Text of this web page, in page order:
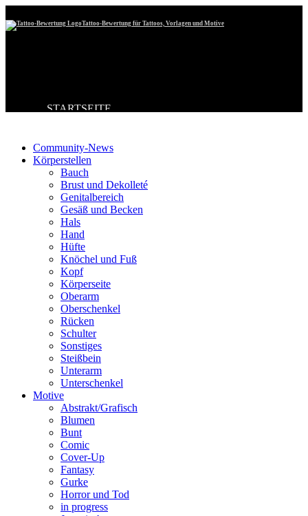
Tattoo-Bewertung für Tattoos, Vorlagen und Motive
STARTSEITE
NEUESTE TATTOOS
KOMMENTARE
FORUM
HILFE
Community-News
Körperstellen
Bauch
Brust und Dekolleté
Genitalbereich
Gesäß und Becken
Hals
Hand
Hüfte
Knöchel und Fuß
Kopf
Körperseite
Oberarm
Oberschenkel
Rücken
Schulter
Sonstiges
Steißbein
Unterarm
Unterschenkel
Motive
Abstrakt/Grafisch
Blumen
Bunt
Comic
Cover-Up
Fantasy
Gurke
Horror und Tod
in progress